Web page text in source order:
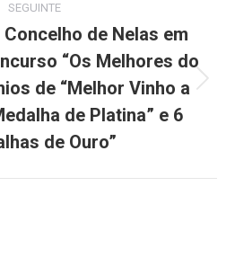
SEGUINTE
Next
post:
de Nelas em
“Os Melhores do
de “Melhor Vinho a
de Platina” e 6
de Ouro”